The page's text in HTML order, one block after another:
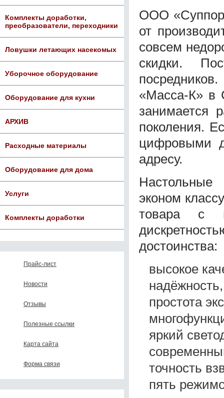
Комплекты доработки,
преобразователи, переходники
Ловушки летающих насекомых
Уборочное оборудование
Оборудование для кухни
АРХИВ
Расходные материалы
Оборудование для дома
Услуги
Комплекты доработки
Прайс-лист
Новости
Отзывы
Полезные ссылки
Карта сайта
Форма связи
ООО
от
совсем
скидки.
«Масса-К» в
занимается
поколения.
цифровыми
адресу.
эконом
товара с
достоинства:
высокое
надёжность,
простота
яркий
точность
пять